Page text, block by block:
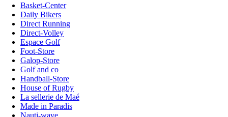
Basket-Center
Daily Bikers
Direct Running
Direct-Volley
Espace Golf
Foot-Store
Galop-Store
Golf and co
Handball-Store
House of Rugby
La sellerie de Maé
Made in Paradis
Nauti-wave